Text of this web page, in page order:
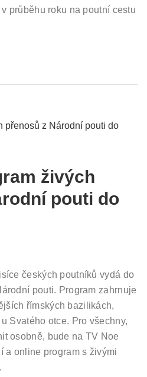
průběhu roku na poutní cestu
živých
pouti do
českých poutníků vydá do
pouti. Program zahrnuje
římských bazilikách,
Svatého otce. Pro všechny,
osobně, bude na TV Noe
a online program s živými